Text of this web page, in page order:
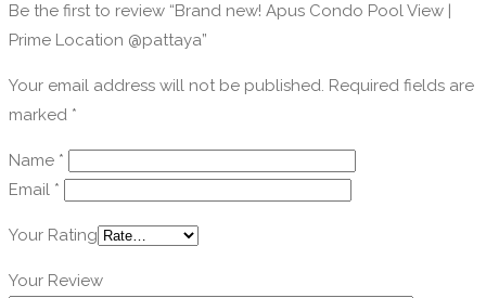
Be the first to review “Brand new! Apus Condo Pool View |
Prime Location @pattaya”
Your email address will not be published. Required fields are
marked *
Name *
Email *
Your Rating
Your Review